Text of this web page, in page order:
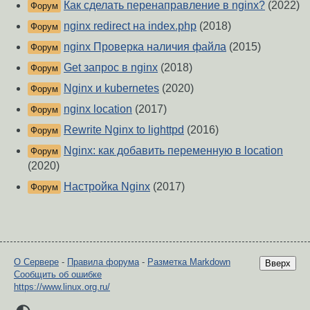
Форум Как сделать перенаправление в nginx? (2022)
Форум nginx redirect на index.php (2018)
Форум nginx Проверка наличия файла (2015)
Форум Get запрос в nginx (2018)
Форум Nginx и kubernetes (2020)
Форум nginx location (2017)
Форум Rewrite Nginx to lighttpd (2016)
Форум
Nginx: как добавить переменную в location
(2020)
Форум Настройка Nginx (2017)
Вверх
О Сервере - Правила форума- Разметка Markdown
Сообщить об ошибке
https://www.linux.org.ru/